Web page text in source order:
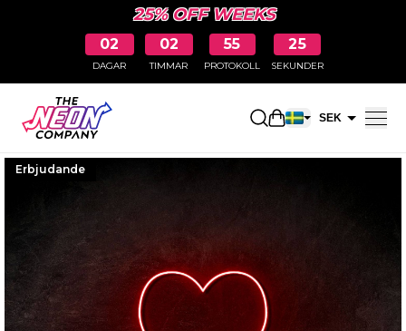
25% OFF WEEKS
02
DAGAR
02
TIMMAR
55
PROTOKOLL
24
SEKUNDER
ÖppnaSEK
Erbjudande